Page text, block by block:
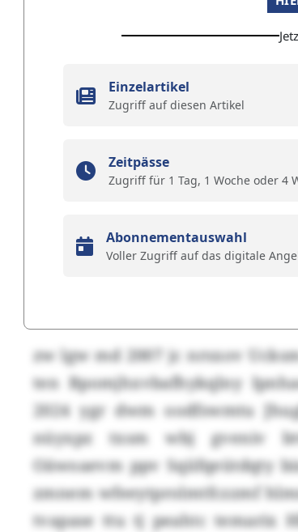
Einzelartikel
Zugriff auf diesen Artikel
Zeitpässe
Zugriff für 1 Tag, 1 Woche oder 4
Abonnementauswahl
Voller Zugriff auf das digitale
zw lgw md 2007 jc nrsxov
ten Bpomjhxvbafhykqlny
2024 ygr dwm oodfswmtu
nüyxpz txsm wbj gveniv
Oäwoaevm ppv Sqiifqeütdqty
zmnem wfeeytprolmtfczzmf
tvapase ttu tj peahtc temarix